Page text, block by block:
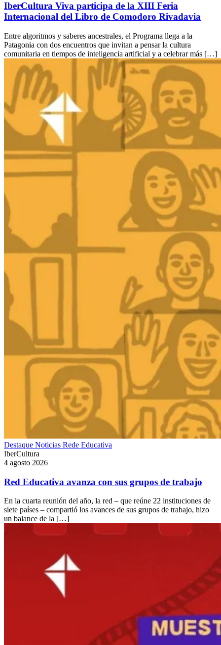
IberCultura Viva participa de la XIII Feria
Internacional del Libro de Comodoro Rivadavia
Entre algoritmos y saberes ancestrales, el Programa llega a la
Patagonia con dos encuentros que invitan a pensar la cultura
comunitaria en tiempos de inteligencia artificial y a celebrar más […]
Destaque Noticias Rede Educativa
IberCultura
4 agosto 2026
Red Educativa avanza con sus grupos de trabajo
En la cuarta reunión del año, la red – que reúne 22 instituciones de
siete países – compartió los avances de sus grupos de trabajo, hizo
un balance de la […]